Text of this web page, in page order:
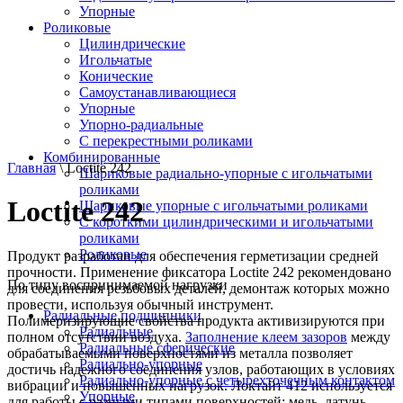
Упорные
Роликовые
Цилиндрические
Игольчатые
Конические
Самоустанавливающиеся
Упорные
Упорно-радиальные
C перекрестными роликами
Комбинированные
Шариковые радиально-упорные с игольчатыми
роликами
Шариковые упорные с игольчатыми роликами
С короткими цилиндрическими и игольчатыми
роликами
Роликовые
По типу воспринимаемой нагрузки
Радиальные подшипники
Радиальные
Радиальные сферические
Радиально-упорные
Радиально-упорные с четырехточечным контактом
Упорные
Главная\ Loctite 242
Loctite 242
Продукт разработан для обеспечения герметизации средней
прочности. Применение фиксатора Loctite 242 рекомендовано
для соединения резьбовых деталей, демонтаж которых можно
провести, используя обычный инструмент.
Полимеризирующие свойства продукта активизируются при
полном отсутствии воздуха. Заполнение клеем зазоров между
обрабатываемыми поверхностями из металла позволяет
достичь надежного соединения узлов, работающих в условиях
вибрации и повышенных нагрузок. Локтайт 412 используется